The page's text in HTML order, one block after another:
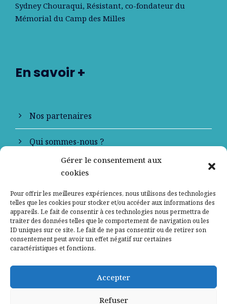
Gérer le consentement aux
cookies
Pour offrir les meilleures expériences, nous utilisons des technologies
telles que les cookies pour stocker et/ou accéder aux informations des
appareils. Le fait de consentir à ces technologies nous permettra de
traiter des données telles que le comportement de navigation ou les
ID uniques sur ce site. Le fait de ne pas consentir ou de retirer son
consentement peut avoir un effet négatif sur certaines
caractéristiques et fonctions.
Accepter
Refuser
Sydney Chouraqui, Résistant, co-fondateur du
Mémorial du Camp des Milles
En savoir +
Nos partenaires
Qui sommes-nous ?
Contactez-nous
Mentions légales
Politique de confidentialité